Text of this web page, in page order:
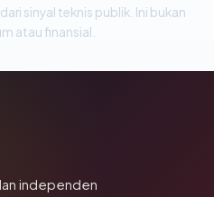
sinyal teknis publik. Ini bukan
atau finansial.
independen